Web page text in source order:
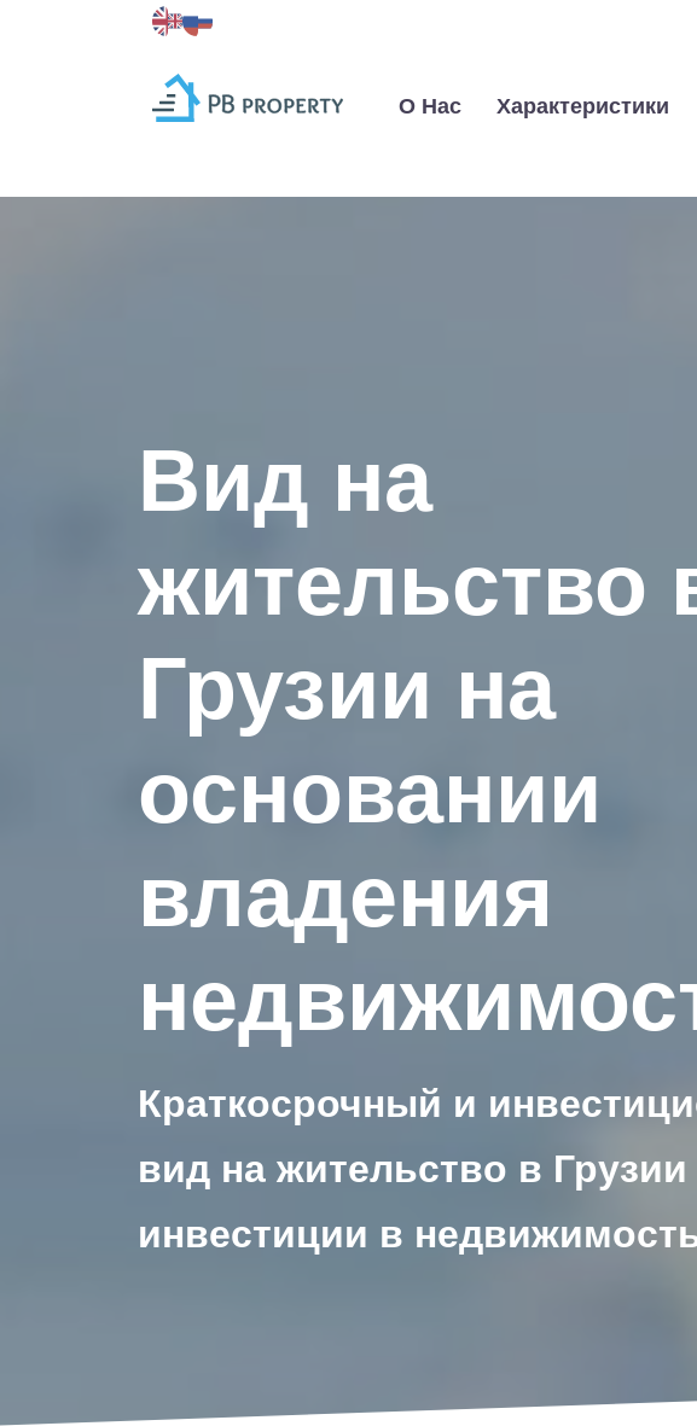
О Нас Характеристики
Вид на
жительство
Грузии на
основании
владения
Краткосрочный и
вид на жительство в Грузии
инвестиции в